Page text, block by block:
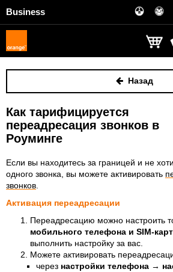
Business
Назад
Как тарифицируется
переадресация звонков в
Роуминге
Если вы находитесь за границей и не
одного звонка, вы можете активировать
звонков
Активация переадресации
Переадресацию можно настроить
мобильного телефона и SIM-
выполнить настройку за вас.
Можете активировать
через настройки телефона →